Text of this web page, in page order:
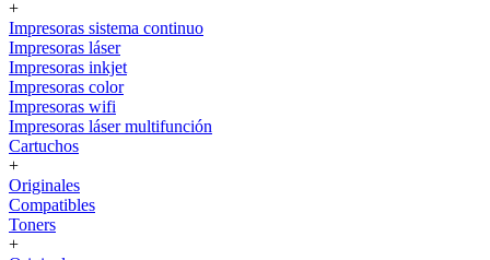
+
Impresoras sistema continuo
Impresoras láser
Impresoras inkjet
Impresoras color
Impresoras wifi
Impresoras láser multifunción
Cartuchos
+
Originales
Compatibles
Toners
+